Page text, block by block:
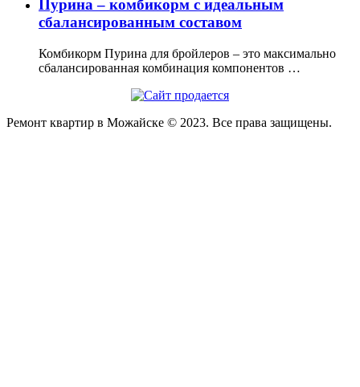
Пурина – комбикорм с идеальным
сбалансированным составом
Комбикорм Пурина для бройлеров – это максимально
сбалансированная комбинация компонентов …
Ремонт квартир в Можайске © 2023. Все права защищены.